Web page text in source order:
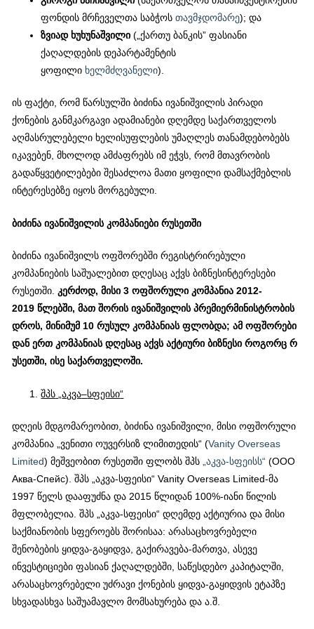
ფონდის მრჩეველთა საბჭოსთავმჯდომარე); და
ზვიად ხუხუნაშვილი („ქართუ ბანკის” ფასიანი
ქაღალდების დეპარტამენტის
ყოფილიხელმძღვანელი).
ის ფაქტი, რომ წარსულში ბიძინა ივანიშვილის პირადი
ქონების განმკარგავი ადამიანები დღემდე საქართველოს
აღმასრულებელი ხელისუფლების უმაღლეს თანამდებობებს
იკავებენ, მხოლოდ ამძაფრებს იმ ეჭვს, რომ მთავრობის
გადაწყვეტილებები შესაძლოა მათი ყოფილი დამსაქმებლის
ინტერესებზე იყოს მორგებული.
ბიძინა ივანიშვილის კომპანიები რუსეთში
ბიძინა ივანიშვილს ოფშორებში რეგისტრირებული
კომპანიების საშუალებით დღესაც აქვს ბიზნესინტერესები
რუსეთში.კერძოდ,მისი 3ოფშორული კომპანია 2012-
2019წლებში,მათ შორის ივანიშვილის პრემიერმინისტრობის
დროს,მინიმუმ 10რუსულ კომპანიას ფლობდა;ამ ოფშორები
დან ერთ კომპანიას დღესაც აქვს აქტიური ბიზნესი როგორც რ
უსეთში,ისე საქართველოში.
შპს „აკვა–სფეისი“
დღეის მდგომარეობით, ბიძინა ივანიშვილი, მისი ოფშორული
კომპანია „ვენითი ოუვერსიზ ლიმითედის“ (Vanity Overseas
Limited) მეშვეობით რუსეთში ფლობს შპს „აკვა-სფეისს“ (ООО
Аква-Спейс). შპს „აკვა-სფეისი“ Vanity Overseas Limited-მა
1997 წელს დააფუძნა და 2015 წლიდან 100%-იანი წილის
მფლობელია. შპს „აკვა-სფეისი“ დღემდე აქტიურია და მისი
საქმიანობის სფეროებს შორისაა: არასაცხოვრებელი
შენობების ყიდვა-გაყიდვა, გაქირავება-მართვა, ასევე
ინვესტიციები ფასიან ქაღალდებში, საწესდებო კაპიტალში,
არასაცხოვრებელი უძრავი ქონების ყიდვა-გაყიდვის ეტაპზე
სხვადასხვა საშუამავლო მომსახურება და ა.შ.